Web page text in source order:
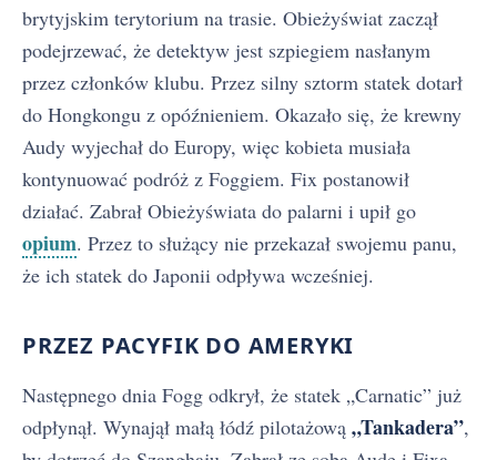
brytyjskim terytorium na trasie. Obieżyświat zaczął
podejrzewać, że detektyw jest szpiegiem nasłanym
przez członków klubu. Przez silny sztorm statek dotarł
do Hongkongu z opóźnieniem. Okazało się, że krewny
Audy wyjechał do Europy, więc kobieta musiała
kontynuować podróż z Foggiem. Fix postanowił
działać. Zabrał Obieżyświata do palarni i upił go
opium. Przez to służący nie przekazał swojemu panu,
że ich statek do Japonii odpływa wcześniej.
PRZEZ PACYFIK DO AMERYKI
Następnego dnia Fogg odkrył, że statek „Carnatic” już
odpłynął. Wynajął małą łódź pilotażową „Tankadera”,